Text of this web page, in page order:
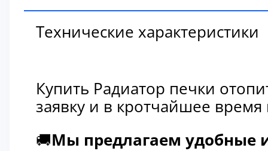
Технические характеристики
Купить Радиатор печки
заявку и в кротчайшее
🚚Мы предлагаем удобные